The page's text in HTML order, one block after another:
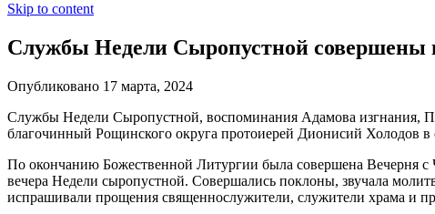
Skip to content
Службы Недели Сыропустной совершены
Опубликовано 17 марта, 2024
Службы Недели Сыропустной, воспоминания Адамова изгнания,
благочинный Рощинского округа протоиерей Дионисий Холодов
По окончанию Божественной Литургии была совершена Вечерня
вечера Недели сыропустной. Совершались поклоны, звучала
испрашивали прощения священнослужители, служители храма и